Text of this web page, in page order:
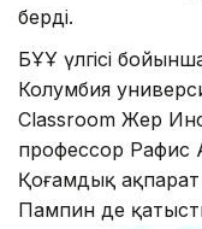
берді.
БҰҰ үлгісі
Колумбия
Classroom Жер
профессор Рафис
Қоғамдық ақпарат
Пампин де